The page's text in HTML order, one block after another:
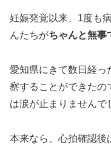
妊娠発覚以来、1度も
んたちがちゃんと無事
愛知県にきて数日経っ
察することができたの
は涙が止まりませんで
本来なら、心拍確認後